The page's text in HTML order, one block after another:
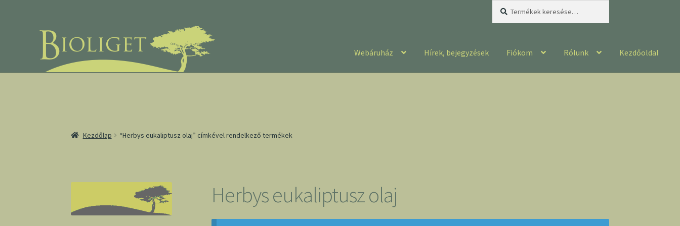
Webáruház Hírek, bejegyzések Fiókom Rólunk Kezdőoldal
Kezdőlap “Herbys eukaliptusz olaj” címkével rendelkező termékek
Herbys eukaliptusz olaj